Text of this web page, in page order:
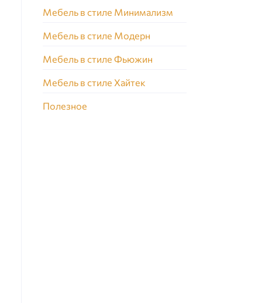
Мебель в стиле Минимализм
Мебель в стиле Модерн
Мебель в стиле Фьюжин
Мебель в стиле Хайтек
Полезное